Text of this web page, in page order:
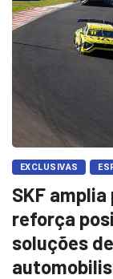
EXCLUSIVAS
SKF
reforça
soluções